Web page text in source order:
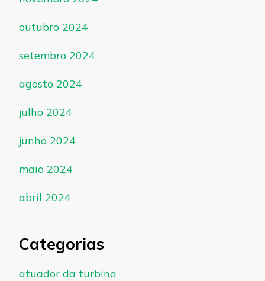
outubro 2024
setembro 2024
agosto 2024
julho 2024
junho 2024
maio 2024
abril 2024
Categorias
atuador da turbina